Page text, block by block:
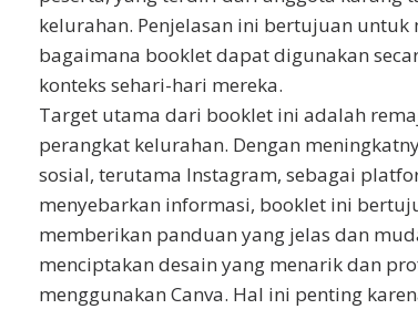
kelurahan. Penjelasan ini bertujuan untuk
bagaimana booklet dapat digunakan
konteks sehari-hari mereka.
Target utama dari booklet ini adalah
perangkat kelurahan. Dengan
sosial, terutama Instagram, sebagai
menyebarkan informasi, booklet ini
memberikan panduan yang jelas dan
menciptakan desain yang menarik dan
menggunakan Canva. Hal ini penting